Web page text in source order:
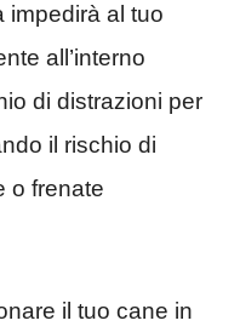
impedirà al tuo
all’interno
di distrazioni per
il rischio di
o frenate
il tuo cane in